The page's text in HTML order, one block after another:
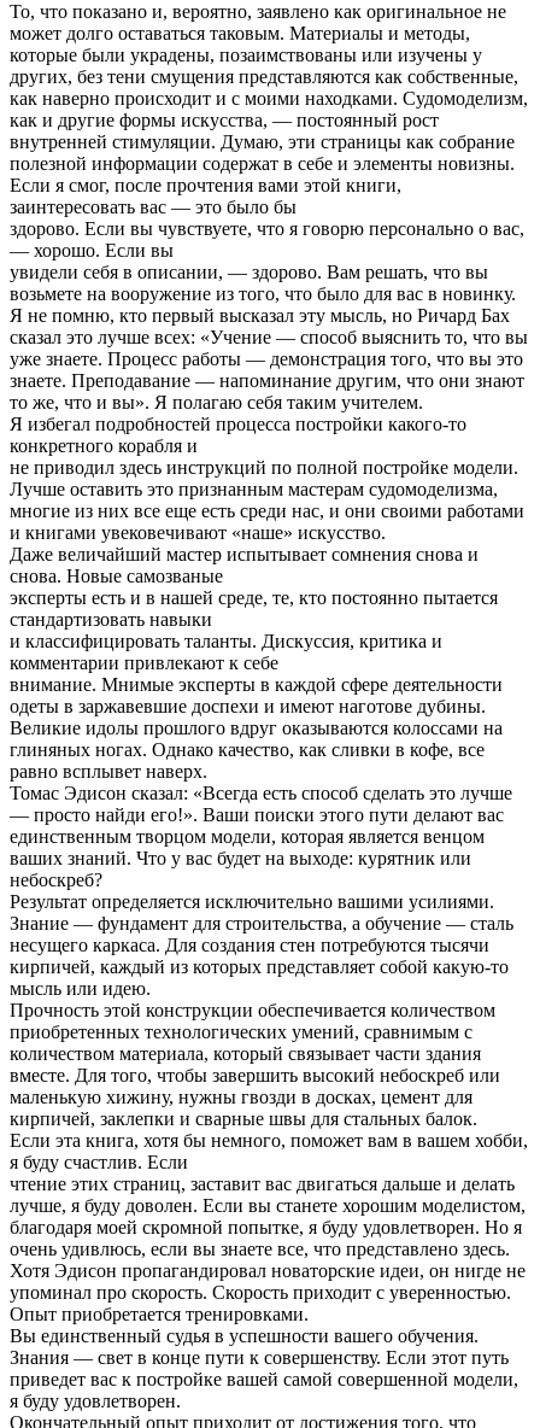
То, что показано и, вероятно, заявлено как оригинальное не
может долго оставаться таковым. Материалы и методы,
которые были украдены, позаимствованы или изучены у
других, без тени смущения представляются как собственные,
как наверно происходит и с моими находками. Судомоделизм,
как и другие формы искусства, — постоянный рост
внутренней стимуляции. Думаю, эти страницы как собрание
полезной информации содержат в себе и элементы новизны.
Если я смог, после прочтения вами этой книги,
заинтересовать вас — это было бы
здорово. Если вы чувствуете, что я говорю персонально о вас,
— хорошо. Если вы
увидели себя в описании, — здорово. Вам решать, что вы
возьмете на вооружение из того, что было для вас в новинку.
Я не помню, кто первый высказал эту мысль, но Ричард Бах
сказал это лучше всех: «Учение — способ выяснить то, что вы
уже знаете. Процесс работы — демонстрация того, что вы это
знаете. Преподавание — напоминание другим, что они знают
то же, что и вы». Я полагаю себя таким учителем.
Я избегал подробностей процесса постройки какого-то
конкретного корабля и
не приводил здесь инструкций по полной постройке модели.
Лучше оставить это признанным мастерам судомоделизма,
многие из них все еще есть среди нас, и они своими работами
и книгами увековечивают «наше» искусство.
Даже величайший мастер испытывает сомнения снова и
снова. Новые самозваные
эксперты есть и в нашей среде, те, кто постоянно пытается
стандартизовать навыки
и классифицировать таланты. Дискуссия, критика и
комментарии привлекают к себе
внимание. Мнимые эксперты в каждой сфере деятельности
одеты в заржавевшие доспехи и имеют наготове дубины.
Великие идолы прошлого вдруг оказываются колоссами на
глиняных ногах. Однако качество, как сливки в кофе, все
равно всплывет наверх.
Томас Эдисон сказал: «Всегда есть способ сделать это лучше
— просто найди его!». Ваши поиски этого пути делают вас
единственным творцом модели, которая является венцом
ваших знаний. Что у вас будет на выходе: курятник или
небоскреб?
Результат определяется исключительно вашими усилиями.
Знание — фундамент для строительства, а обучение — сталь
несущего каркаса. Для создания стен потребуются тысячи
кирпичей, каждый из которых представляет собой какую-то
мысль или идею.
Прочность этой конструкции обеспечивается количеством
приобретенных технологических умений, сравнимым с
количеством материала, который связывает части здания
вместе. Для того, чтобы завершить высокий небоскреб или
маленькую хижину, нужны гвозди в досках, цемент для
кирпичей, заклепки и сварные швы для стальных балок.
Если эта книга, хотя бы немного, поможет вам в вашем хобби,
я буду счастлив. Если
чтение этих страниц, заставит вас двигаться дальше и делать
лучше, я буду доволен. Если вы станете хорошим моделистом,
благодаря моей скромной попытке, я буду удовлетворен. Но я
очень удивлюсь, если вы знаете все, что представлено здесь.
Хотя Эдисон пропагандировал новаторские идеи, он нигде не
упоминал про скорость. Скорость приходит с уверенностью.
Опыт приобретается тренировками.
Вы единственный судья в успешности вашего обучения.
Знания — свет в конце пути к совершенству. Если этот путь
приведет вас к постройке вашей самой совершенной модели,
я буду удовлетворен.
Окончательный опыт приходит от достижения того, что